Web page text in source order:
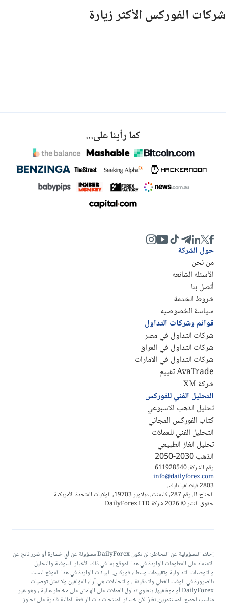
شركات الفوركس الأكثر زيارة
كما رأينا على...
رقم الشركة: 611928540
info@dailyforex.com
2803 فيلادلفيا بايك،
الجناح B، رقم 287، كليمنت، ديلاوير 19703، الولايات المتحدة الأمريكية
حقوق النشر © 2026 شركة DailyForex LTD
حول الشركة
من نحن
الأسئله الشائعه
أتصل بنا
شروط الخدمة
سياسة الخصوصيه
قوائم وشركات التداول
شركات التداول في مصر
شركات التداول في العراق
شركات التداول في الامارات
AvaTrade تقييم
شركة XM
التحليل الفني للفوركس
تحليل الذهب الاسبوعي
كتاب الفوركس المجاني
التحليل الفني للعملات
تحليل الغاز الطبيعي
الذهب 2030-2050
إخلاء المسؤولية عن المخاطر: لن تكون DailyForex مسؤولة عن أي خسارة أو ضرر ناتج عن
الاعتماد على المعلومات الواردة في هذا الموقع بما في ذلك الأخبار السوقية والتحليل
والتوصيات التداولية وتقييمات وسطاء فوركس. البيانات الواردة في هذا الموقع ليست
بالضرورة في الوقت الفعلي ولا دقيقة ، والتحليلات هي آراء المؤلفين ولا تمثل توصيات
DailyForex أو موظفيها. ينطوي تداول العملات على الهامش على مخاطر عالية ، وهو غير
مناسب لجميع المستثمرين. نظرًا لأن خسائر المنتجات ذات الرافعة المالية قادرة على تجاوز